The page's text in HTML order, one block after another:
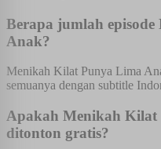
Berapa jumlah
Anak?
Menikah Kilat Punya Lima
semuanya dengan subtitle
Apakah Menikah Kilat
ditonton gratis?